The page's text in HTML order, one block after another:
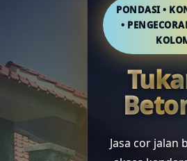
PONDASI •
•
Jasa cor jalan